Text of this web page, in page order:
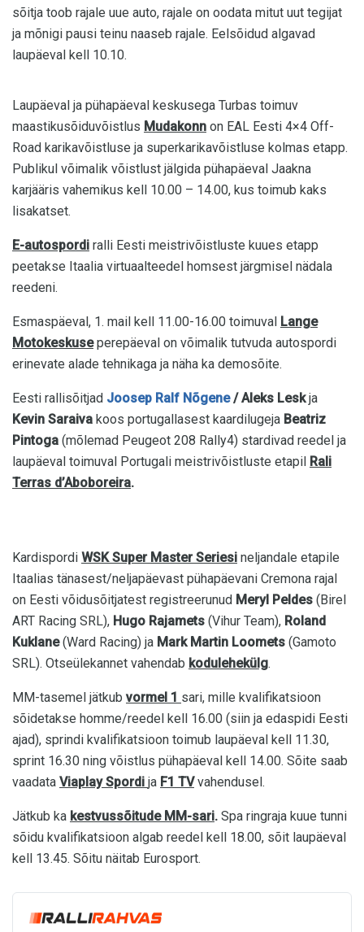
sõitja toob rajale uue auto, rajale on oodata mitut uut tegijat
ja mõnigi pausi teinu naaseb rajale. Eelsõidud algavad
laupäeval kell 10.10.
Laupäeval ja pühapäeval keskusega Turbas toimuv
maastikusõiduvõistlus Mudakonn on EAL Eesti 4×4 Off-
Road karikavõistluse ja superkarikavõistluse kolmas etapp.
Publikul võimalik võistlust jälgida pühapäeval Jaakna
karjääris vahemikus kell 10.00 – 14.00, kus toimub kaks
lisakatset.
E-autospordi ralli Eesti meistrivõistluste kuues etapp
peetakse Itaalia virtuaalteedel homsest järgmisel nädala
reedeni.
Esmaspäeval, 1. mail kell 11.00-16.00 toimuval Lange
Motokeskuseperepäeval on võimalik tutvuda autospordi
erinevate alade tehnikaga ja näha ka demosõite.
Eesti rallisõitjad Joosep Ralf Nõgene/ Aleks Leskja
Kevin Saraiva koos portugallasest kaardilugeja Beatriz
Pintoga (mõlemad Peugeot 208 Rally4) stardivad reedel ja
laupäeval toimuval Portugali meistrivõistluste etapil Rali
Terras d’Aboboreira.
Kardispordi WSK Super Master Seriesi neljandale etapile
Itaalias tänasest/neljapäevast pühapäevani Cremona rajal
on Eesti võidusõitjatest registreerunud Meryl Peldes (Birel
ART Racing SRL), Hugo Rajamets (Vihur Team), Roland
Kuklane(Ward Racing) ja Mark Martin Loomets (Gamoto
SRL). Otseülekannet vahendab kodulehekülg.
MM-tasemel jätkub vormel 1 sari, mille kvalifikatsioon
sõidetakse homme/reedel kell 16.00 (siin ja edaspidi Eesti
ajad), sprindi kvalifikatsioon toimub laupäeval kell 11.30,
sprint 16.30 ning võistlus pühapäeval kell 14.00. Sõite saab
vaadata Viaplay Spordi ja F1 TV vahendusel.
Jätkub ka kestvussõitude MM-sari. Spa ringraja kuue tunni
sõidu kvalifikatsioon algab reedel kell 18.00, sõit laupäeval
kell 13.45. Sõitu näitab Eurosport.